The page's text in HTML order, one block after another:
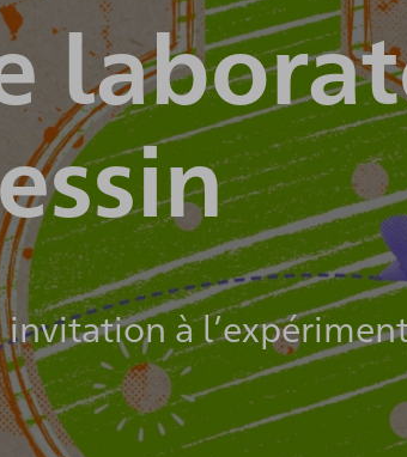
invitation à